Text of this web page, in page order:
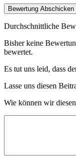
Bewertung Abschicken
Durchschnittliche
Bisher keine
bewertet.
Es tut uns leid, dass
Lasse uns diesen
Wie können wir